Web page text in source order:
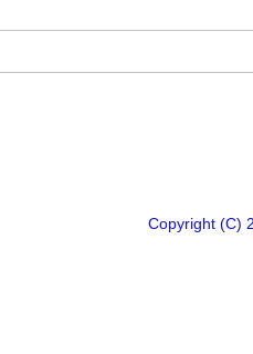
Copyright (C)